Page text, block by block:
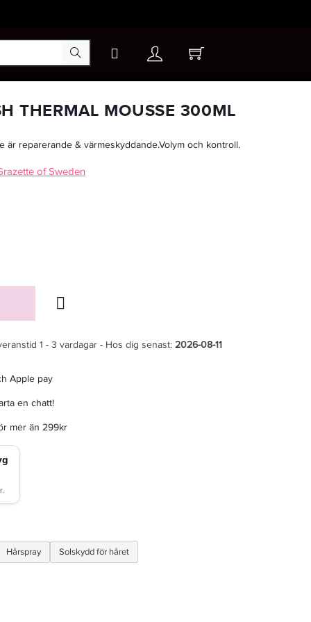
THERMAL MOUSSE 300ML
är reparerande & värmeskyddande.Volym och kontroll.
of Sweden
1 - 3 vardagar - Hos dig senast: 2026-08-11
Apple pay
en chatt!
mer än 299kr
Hårspray Solskydd för håret